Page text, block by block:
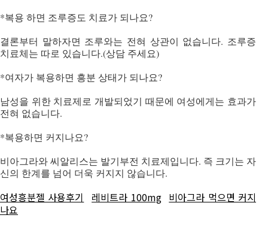
*복용 하면 조루증도 치료가 되나요?
결론부터 말하자면 조루와는 전혀 상관이 없습니다. 조루증
치료체는 따로 있습니다.(상담 주세요)
*여자가 복용하면 흥분 상태가 되나요?
남성을 위한 치료제로 개발되었기 때문에 여성에게는 효과가
전혀 없습니다.
*복용하면 커지나요?
비아그라와 씨알리스는 발기부전 치료제입니다. 즉 크기는 자
신의 한계를 넘어 더욱 커지지 않습니다.
여성흥분젤 사용후기 레비트라 100mg 비아그라 먹으면 커지
나요